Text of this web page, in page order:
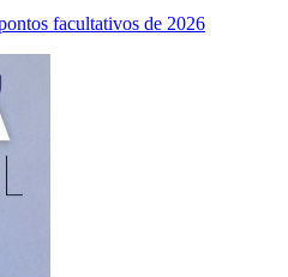
facultativos de 2026